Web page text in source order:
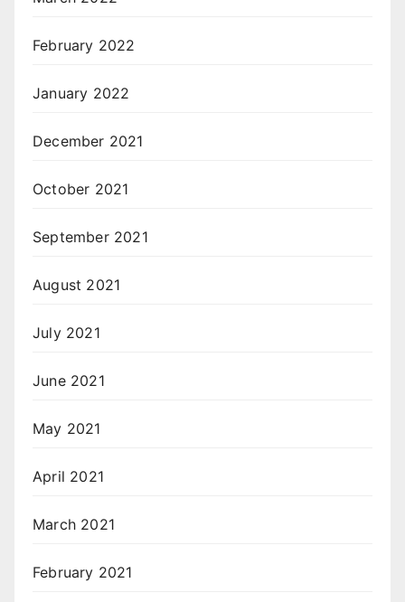
February 2022
January 2022
December 2021
October 2021
September 2021
August 2021
July 2021
June 2021
May 2021
April 2021
March 2021
February 2021